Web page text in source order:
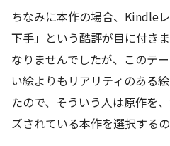
ちなみに本作の場合、Kindle
下手」という酷評が目に付き
なりませんでしたが、このテ
い絵よりもリアリティのある
たので、そういう人は原作を
ズされている本作を選択するの